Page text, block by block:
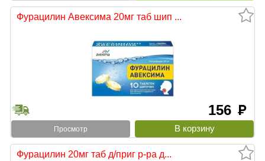
Фурацилин Авексима 20мг таб шип ...
156 руб
Просмотр
Фурацилин 20мг таб д/приг р-ра д...